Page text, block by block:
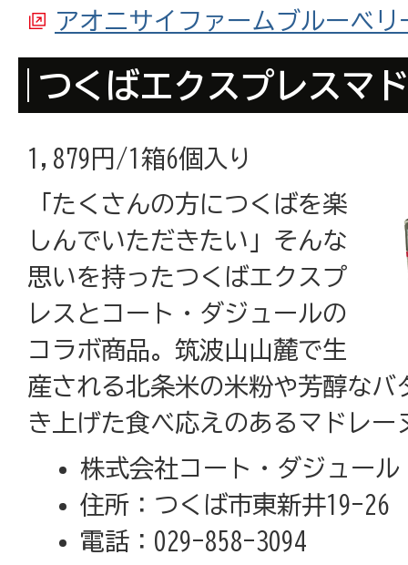
アオニサイファームブルーベリ
つくばエクスプレスマ
1,879円/1箱6個入り
「たくさんの方につくばを楽
しんでいただきたい」そんな
思いを持ったつくばエクスプ
レスとコート・ダジュールの
コラボ商品。筑波山山麓で生
産される北条米の米粉や芳醇なバ
き上げた食べ応えのあるマドレー
株式会社コート・ダジュール
住所：つくば市東新井19-26
電話：029-858-3094